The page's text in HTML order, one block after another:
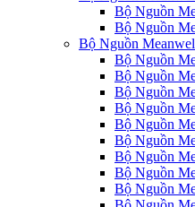
Bộ Nguồn
Bộ Nguồn
Bộ Nguồn
Bộ Nguồn
Bộ Nguồn
Bộ Nguồn
Bộ Nguồn
Bộ Nguồn
Bộ Nguồn
Bộ Nguồn
Bộ Nguồn
Bộ Nguồn